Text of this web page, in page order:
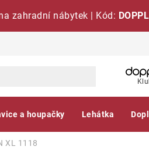
zahradní nábytek | Kód:
a houpačky Lehátka
XL 1118